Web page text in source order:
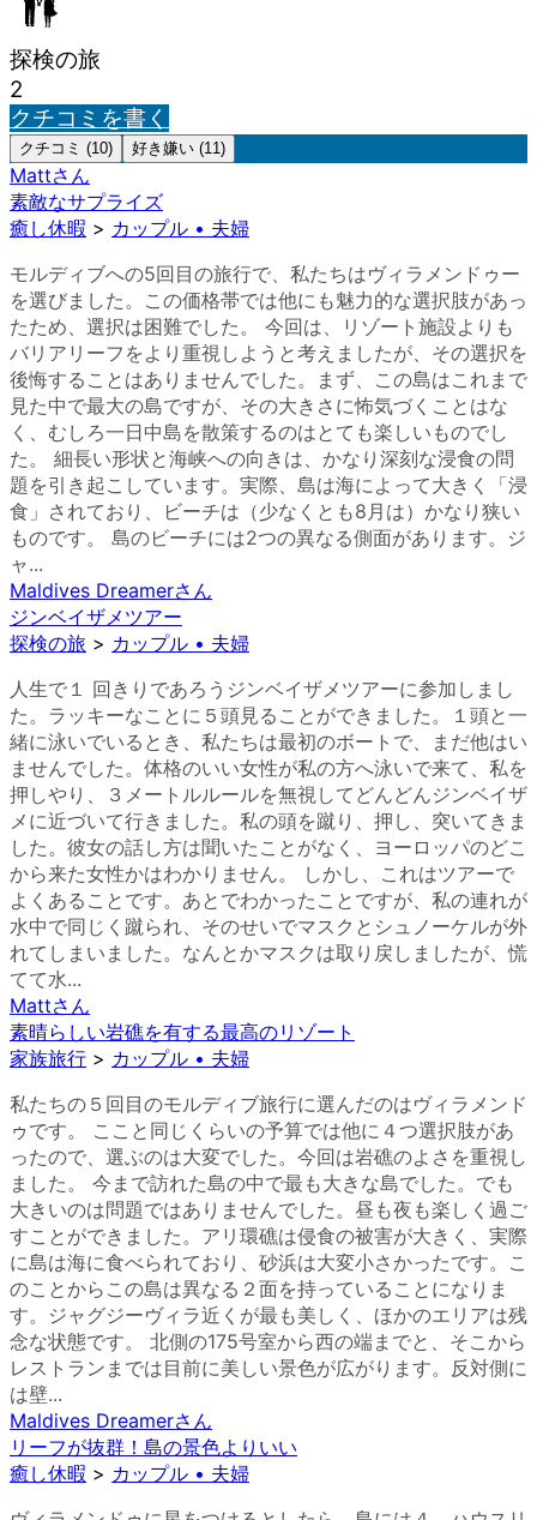
探検の旅
2
クチコミを書く
クチコミ (10) 好き嫌い (11)
Mattさん
素敵なサプライズ
癒し休暇 > カップル • 夫婦
モルディブへの5回目の旅行で、私たちはヴィラメンドゥー
を選びました。この価格帯では他にも魅力的な選択肢があっ
たため、選択は困難でした。 今回は、リゾート施設よりも
バリアリーフをより重視しようと考えましたが、その選択を
後悔することはありませんでした。まず、この島はこれまで
見た中で最大の島ですが、その大きさに怖気づくことはな
く、むしろ一日中島を散策するのはとても楽しいものでし
た。 細長い形状と海峡への向きは、かなり深刻な浸食の問
題を引き起こしています。実際、島は海によって大きく「浸
食」されており、ビーチは（少なくとも8月は）かなり狭い
ものです。 島のビーチには2つの異なる側面があります。ジ
ャ...
Maldives Dreamerさん
ジンベイザメツアー
探検の旅 > カップル • 夫婦
人生で１ 回きりであろうジンベイザメツアーに参加しまし
た。ラッキーなことに５頭見ることができました。１頭と一
緒に泳いでいるとき、私たちは最初のボートで、まだ他はい
ませんでした。体格のいい女性が私の方へ泳いで来て、私を
押しやり、３メートルルールを無視してどんどんジンベイザ
メに近づいて行きました。私の頭を蹴り、押し、突いてきま
した。彼女の話し方は聞いたことがなく、ヨーロッパのどこ
から来た女性かはわかりません。 しかし、これはツアーで
よくあることです。あとでわかったことですが、私の連れが
水中で同じく蹴られ、そのせいでマスクとシュノーケルが外
れてしまいました。なんとかマスクは取り戻しましたが、慌
てて水...
Mattさん
素晴らしい岩礁を有する最高のリゾート
家族旅行 > カップル • 夫婦
私たちの５回目のモルディブ旅行に選んだのはヴィラメンド
ゥです。 ここと同じくらいの予算では他に４つ選択肢があ
ったので、選ぶのは大変でした。今回は岩礁のよさを重視し
ました。 今まで訪れた島の中で最も大きな島でした。でも
大きいのは問題ではありませんでした。昼も夜も楽しく過ご
すことができました。アリ環礁は侵食の被害が大きく、実際
に島は海に食べられており、砂浜は大変小さかったです。こ
のことからこの島は異なる２面を持っていることになりま
す。ジャグジーヴィラ近くが最も美しく、ほかのエリアは残
念な状態です。 北側の175号室から西の端までと、そこから
レストランまでは目前に美しい景色が広がります。反対側に
は壁...
Maldives Dreamerさん
リーフが抜群！島の景色よりいい
癒し休暇 > カップル • 夫婦